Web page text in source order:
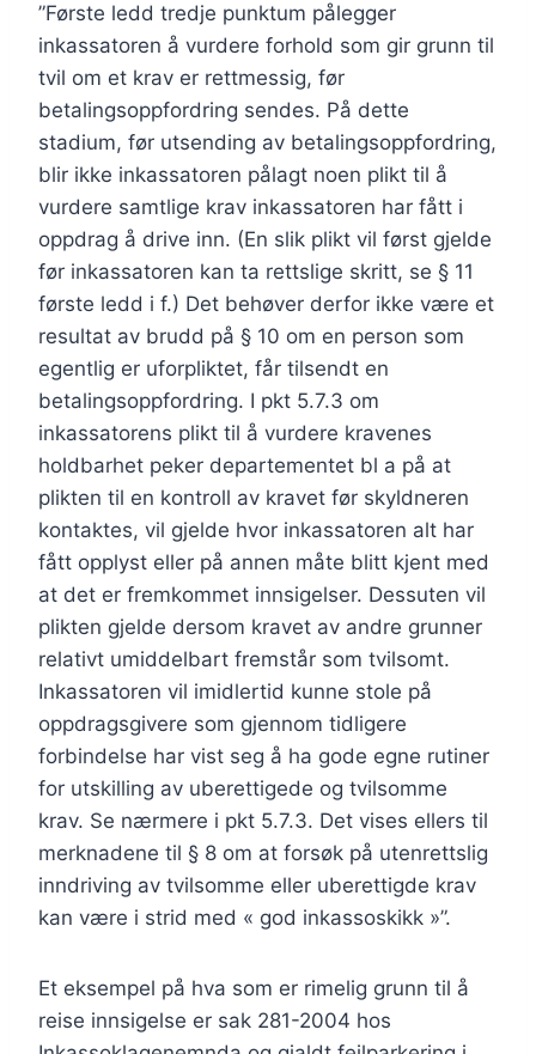
”Første ledd tredje punktum pålegger
inkassatoren å vurdere forhold som gir grunn til
tvil om et krav er rettmessig, før
betalingsoppfordring sendes. På dette
stadium, før utsending av betalingsoppfordring,
blir ikke inkassatoren pålagt noen plikt til å
vurdere samtlige krav inkassatoren har fått i
oppdrag å drive inn. (En slik plikt vil først gjelde
før inkassatoren kan ta rettslige skritt, se § 11
første ledd i f.) Det behøver derfor ikke være et
resultat av brudd på § 10 om en person som
egentlig er uforpliktet, får tilsendt en
betalingsoppfordring. I pkt 5.7.3 om
inkassatorens plikt til å vurdere kravenes
holdbarhet peker departementet bl a på at
plikten til en kontroll av kravet før skyldneren
kontaktes, vil gjelde hvor inkassatoren alt har
fått opplyst eller på annen måte blitt kjent med
at det er fremkommet innsigelser. Dessuten vil
plikten gjelde dersom kravet av andre grunner
relativt umiddelbart fremstår som tvilsomt.
Inkassatoren vil imidlertid kunne stole på
oppdragsgivere som gjennom tidligere
forbindelse har vist seg å ha gode egne rutiner
for utskilling av uberettigede og tvilsomme
krav. Se nærmere i pkt 5.7.3. Det vises ellers til
merknadene til § 8 om at forsøk på utenrettslig
inndriving av tvilsomme eller uberettigde krav
kan være i strid med « god inkassoskikk »”.
Et eksempel på hva som er rimelig grunn til å
reise innsigelse er sak 281-2004 hos